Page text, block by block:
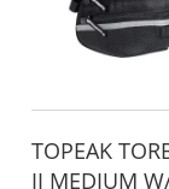
TOPEAK
II MEDIUM